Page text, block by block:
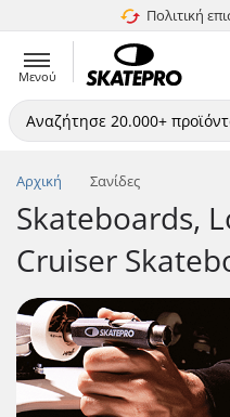
Πολιτική
Μενού
Αρχική Σανίδες
Skateboards,
Cruiser